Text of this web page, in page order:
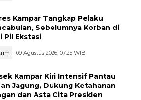
Kampar Tangkap Pelaku
Sebelumnya Korban di
Pil Ekstasi
09 Agustus 2026, 07:26 WIB
Kampar Kiri Intensif Pantau
Jagung, Dukung Ketahanan
dan Asta Cita Presiden